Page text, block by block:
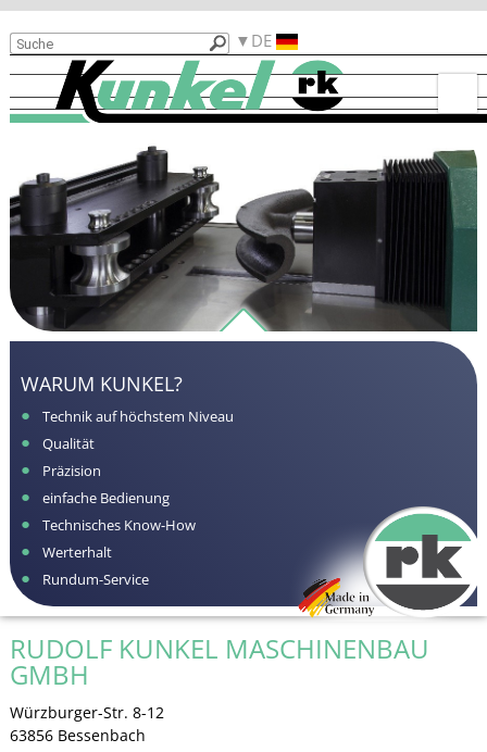
DE
WARUM KUNKEL?
Technik auf höchstem Niveau
Qualität
Präzision
einfache Bedienung
Technisches Know-How
Werterhalt
Rundum-Service
Gründe
Kunkel
Gebrauchtmaschinen
Biegebeispiele
Funktionalitäten
Karriere
RUDOLF KUNKEL MASCHINENBAU
GMBH
Würzburger-Str. 8-12
63856 Bessenbach